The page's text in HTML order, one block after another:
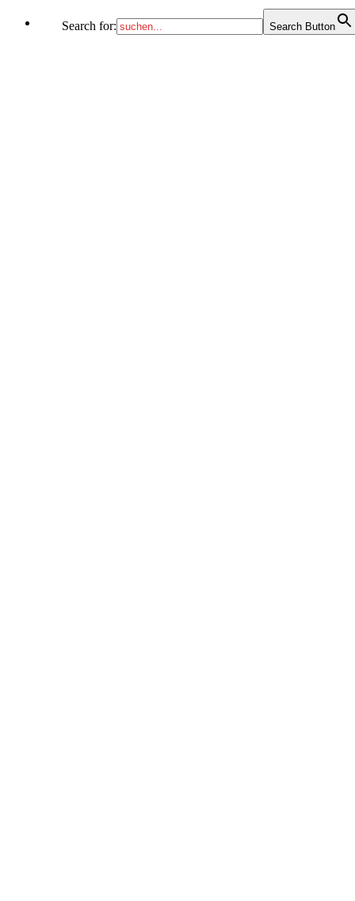
Search for: Search Button